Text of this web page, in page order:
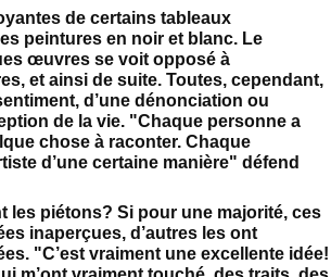
de certains tableaux
peintures en noir et blanc. Le
œuvres se voit opposé à
et ainsi de suite. Toutes, cependant,
d’une dénonciation ou
de la vie. "Chaque personne a
chose à raconter. Chaque
d’une certaine manière" défend
les piétons? Si pour une majorité, ces
inaperçues, d’autres les ont
"C’est vraiment une excellente idée!